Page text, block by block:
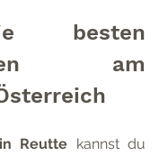
besten
am
Reutte kannst du